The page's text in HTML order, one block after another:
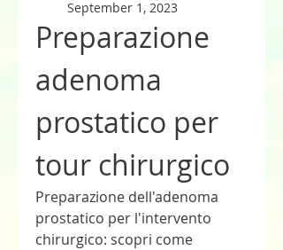
September 1, 2023
Preparazione
adenoma
prostatico per
tour chirurgico
Preparazione dell'adenoma
prostatico per l'intervento
chirurgico: scopri come